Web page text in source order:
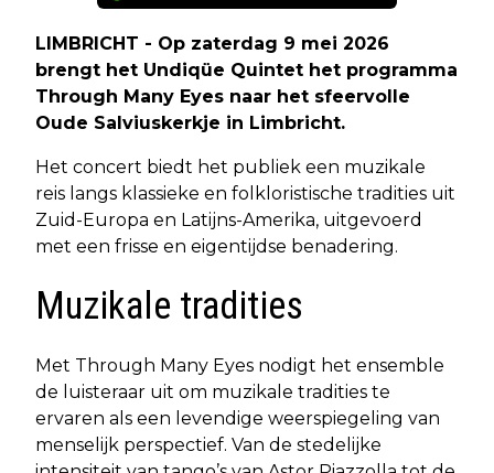
LIMBRICHT - Op zaterdag 9 mei 2026
brengt het Undiqüe Quintet het programma
Through Many Eyes naar het sfeervolle
Oude Salviuskerkje in Limbricht.
Het concert biedt het publiek een muzikale
reis langs klassieke en folkloristische tradities uit
Zuid-Europa en Latijns-Amerika, uitgevoerd
met een frisse en eigentijdse benadering.
Muzikale tradities
Met Through Many Eyes nodigt het ensemble
de luisteraar uit om muzikale tradities te
ervaren als een levendige weerspiegeling van
menselijk perspectief. Van de stedelijke